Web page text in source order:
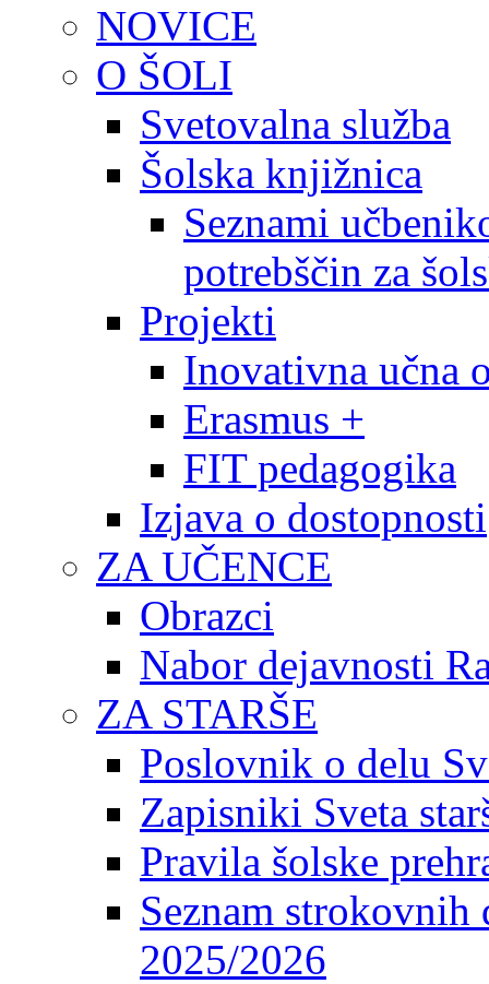
NOVICE
O ŠOLI
Svetovalna služba
Šolska knjižnica
Seznami
potrebščin za
Projekti
Inovativna učna
Erasmus +
FIT pedagogika
Izjava o dostopnosti
ZA UČENCE
Obrazci
Nabor dejavnosti
ZA STARŠE
Poslovnik o delu
Zapisniki Sveta
Pravila šolske
Seznam
2025/2026